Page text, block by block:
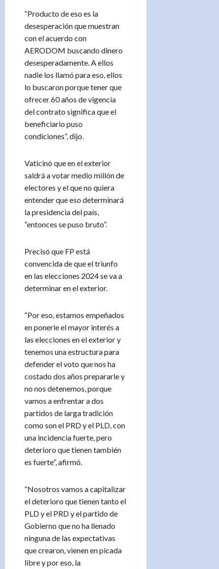
“Producto de eso es la
desesperación que muestran
con el acuerdo con
AERODOM buscando dinero
desesperadamente. A ellos
nadie los llamó para eso, ellos
lo buscaron porque tener que
ofrecer 60 años de vigencia
del contrato significa que el
beneficiario puso
condiciones”, dijo.
Vaticinó que en el exterior
saldrá a votar medio millón de
electores y el que no quiera
entender que eso determinará
la presidencia del país,
“entonces se puso bruto”.
Precisó que FP está
convencida de que el triunfo
en las elecciones 2024 se va a
determinar en el exterior.
“Por eso, estamos empeñados
en ponerle el mayor interés a
las elecciones en el exterior y
tenemos una estructura para
defender el voto que nos ha
costado dos años prepararle y
no nos detenemos, porque
vamos a enfrentar a dos
partidos de larga tradición
como son el PRD y el PLD, con
una incidencia fuerte, pero
deterioro que tienen también
es fuerte”, afirmó.
“Nosotros vamos a capitalizar
el deterioro que tienen tanto el
PLD y el PRD y el partido de
Gobierno que no ha llenado
ninguna de las expectativas
que crearon, vienen en picada
libre y por eso, la